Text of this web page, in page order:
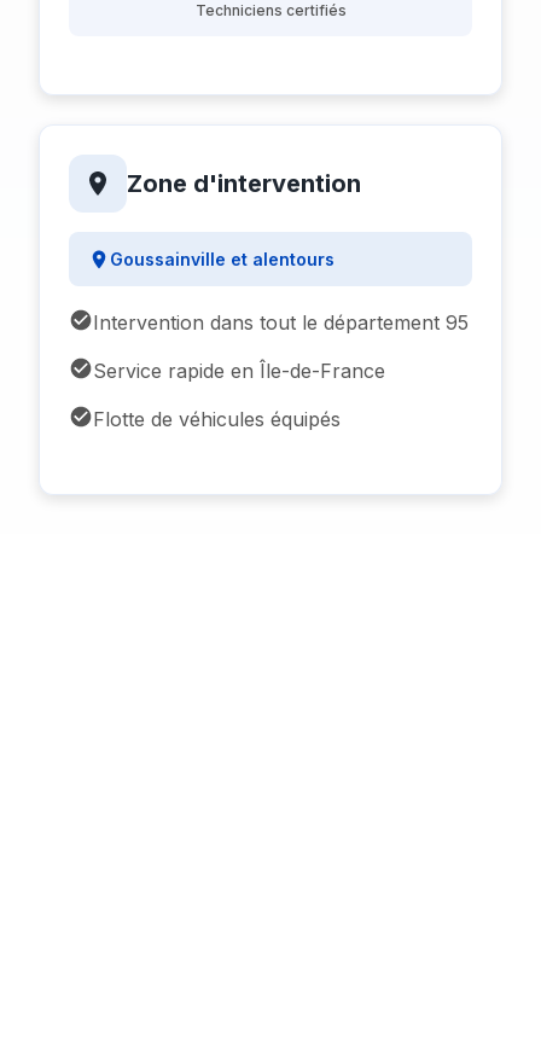
Techniciens certifiés
Zone d'intervention
Goussainville et alentours
Intervention dans tout le département 95
Service rapide en Île-de-France
Flotte de véhicules équipés